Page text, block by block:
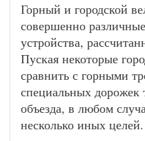
Горный и городской
совершенно
устройства,
Пуская некоторые
сравнить с горными
специальных дорожек
объезда, в любом
несколько иных целей.